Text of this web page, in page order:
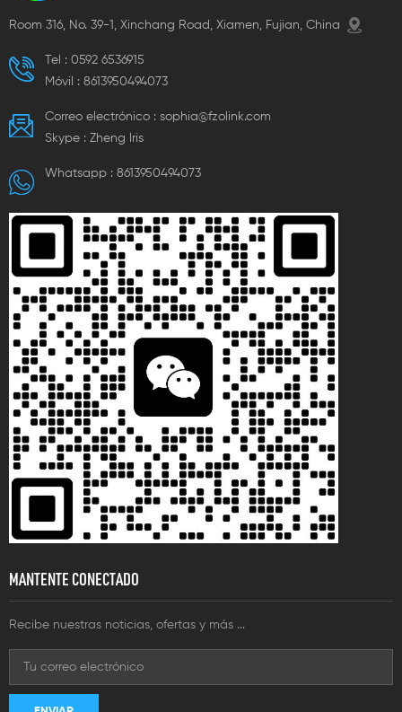
Room 316, No. 39-1, Xinchang Road, Xiamen, Fujian, China
Tel : 0592 6536915
Móvil : 8613950494073
Correo electrónico : sophia@fzolink.com
Skype : Zheng lris
Whatsapp : 8613950494073
MANTENTE CONECTADO
Recibe nuestras noticias, ofertas y más ...